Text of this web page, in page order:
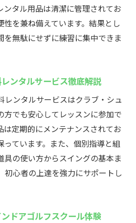
えるインドアゴルフスクール
ンのメリットを徹底紹介
方に最適なインドアゴルフス
インドアゴルフスクールの魅
フスクールの料金体系を分か
ンタル用品は清潔に管理されてお
性を兼ね備えています。結果とし
を無駄にせずに練習に集中できま
ンタルサービス徹底解説
レンタルサービスはクラブ・シュ
方でも安心してレッスンに参加で
は定期的にメンテナンスされてお
っています。また、個別指導と組
具の使い方からスイングの基本ま
初心者の上達を強力にサポートし
ドアゴルフスクール体験